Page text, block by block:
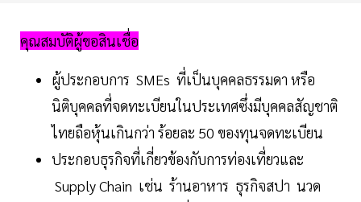
คุณสมบัติผู้ขอสินเชื่อ
ผู้ประกอบการ SMEs ที่เป็นบุคคลธรรมดา หรือ
นิติบุคคลที่จดทะเบียนในประเทศซึ่งมีบุคคลสัญชาติ
ไทยถือหุ้นเกินกว่า ร้อยละ 50 ของทุนจดทะเบียน
ประกอบธุรกิจที่เกี่ยวข้องกับการท่องเที่ยวและ
Supply Chain เช่น ร้านอาหาร ธุรกิจสปา นวด